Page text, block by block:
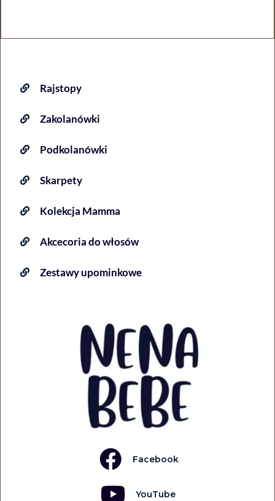
Rajstopy
Zakolanówki
Podkolanówki
Skarpety
Kolekcja Mamma
Akcecoria do włosów
Zestawy upominkowe
Facebook
YouTube